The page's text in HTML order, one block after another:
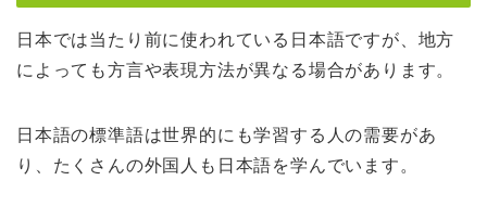
日本では当たり前に使われている日本語ですが、地方
によっても方言や表現方法が異なる場合があります。
日本語の標準語は世界的にも学習する人の需要があ
り、たくさんの外国人も日本語を学んでいます。